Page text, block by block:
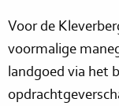
Voor de
voormalige
landgoed via het